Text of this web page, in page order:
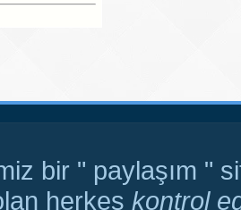
bir " paylaşım "
herkes kontrol